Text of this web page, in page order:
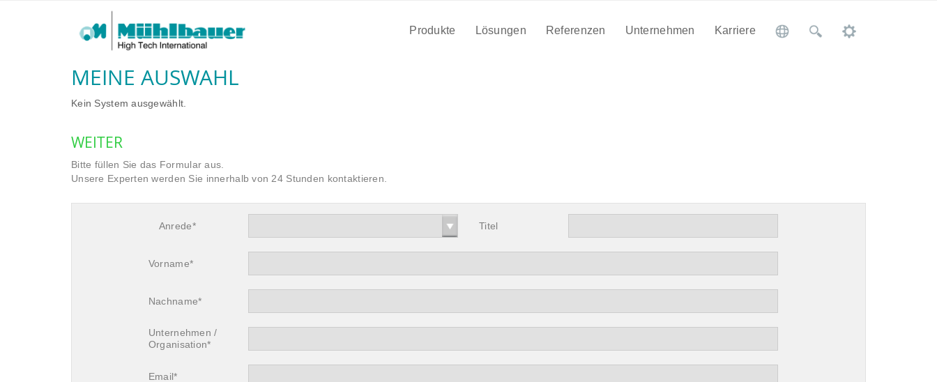
Produkte Lösungen Referenzen Unternehmen Karriere
MEINE AUSWAHL
Kein System ausgewählt.
WEITER
Bitte füllen Sie das Formular aus.
Unsere Experten werden Sie innerhalb von 24 Stunden kontaktieren.
Anrede* Titel
Vorname*
Nachname*
Unternehmen /
Organisation*
Email*